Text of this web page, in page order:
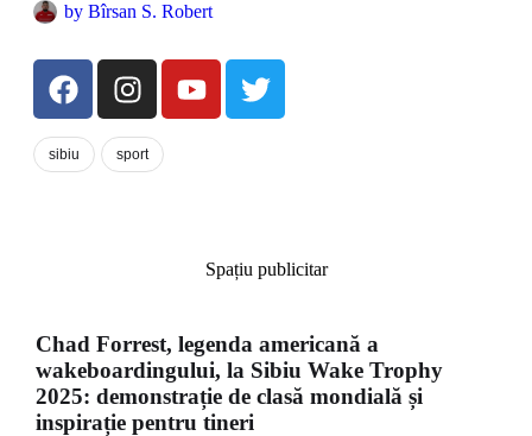
by Bîrsan S. Robert
sibiu sport
Spațiu publicitar
Chad Forrest, legenda americană a
wakeboardingului, la Sibiu Wake Trophy
2025: demonstrație de clasă mondială și
inspirație pentru tineri